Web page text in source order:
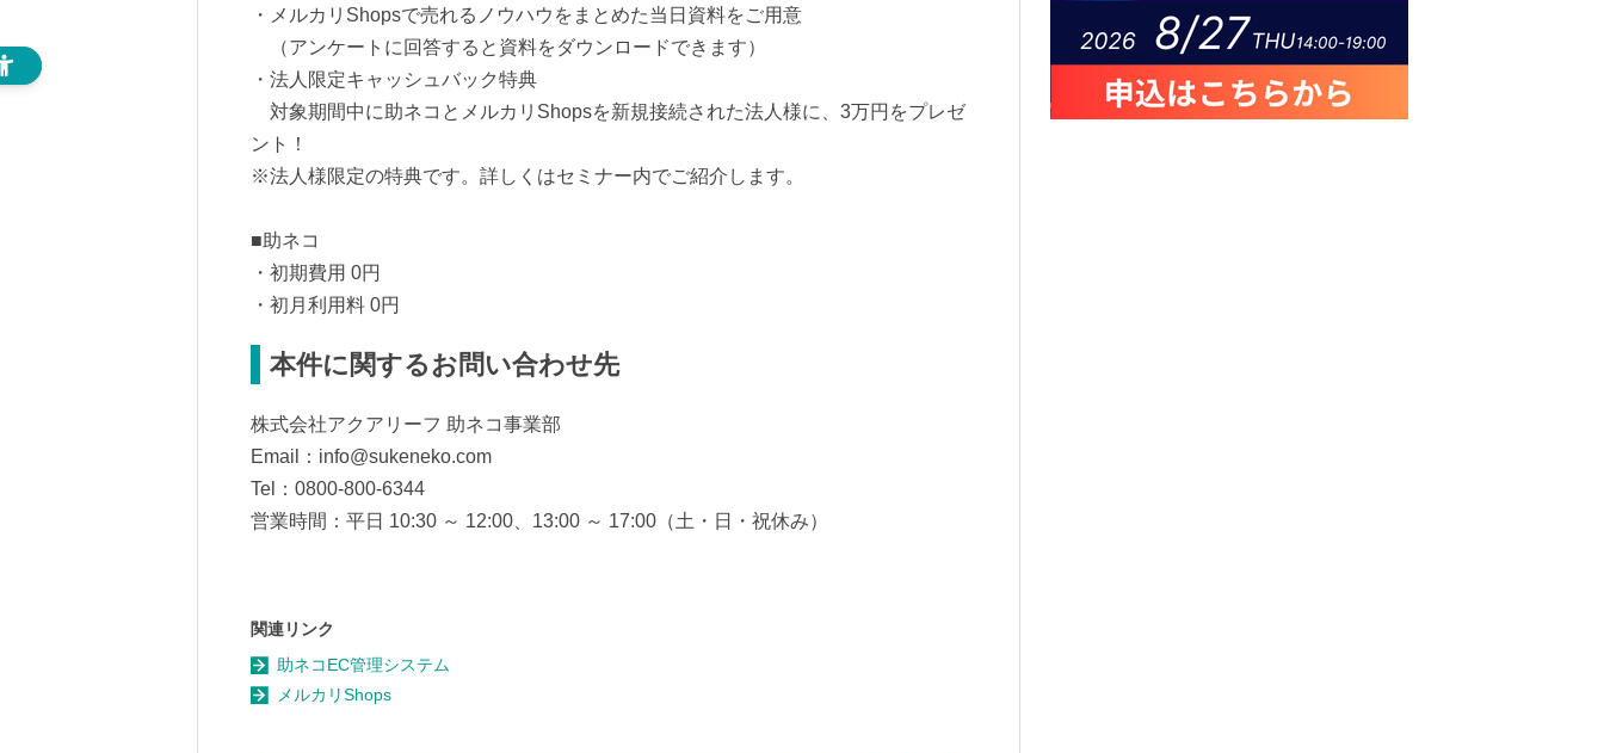
・メルカリShopsで売れるノウハウをまとめた当日資料をご用意
（アンケートに回答すると資料をダウンロードできます）
・法人限定キャッシュバック特典
対象期間中に助ネコとメルカリShopsを新規接続された法人様に、3万円をプレゼ
ント！
※法人様限定の特典です。詳しくはセミナー内でご紹介します。
■助ネコ
・初期費用 0円
・初月利用料 0円
本件に関するお問い合わせ先
株式会社アクアリーフ 助ネコ事業部
Email：info@sukeneko.com
Tel：0800-800-6344
営業時間：平日 10:30 ～ 12:00、13:00 ～ 17:00（土・日・祝休み）
関連リンク
助ネコEC管理システム
メルカリShops